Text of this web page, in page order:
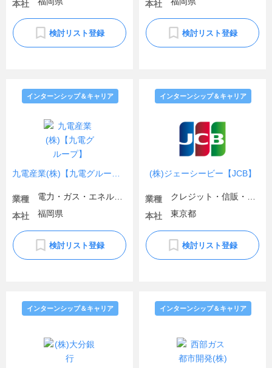
本社
検討リスト登録
本社
検討リスト登録
インターンシップ＆キャリア
業種
本社
福岡県
検討リスト登録
(株)ジェーシービー【JCB】
インターンシップ＆キャリア
業種
本社
東京都
検討リスト登録
インターンシップ＆キャリア インターンシップ＆キャリア